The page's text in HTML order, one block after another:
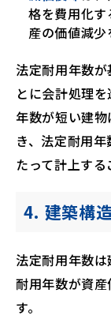
格を費用化
産の価値減少
法定耐用年数
とに会計処理
年数が短い建
き、法定耐用
たって計上する
4. 建築構
法定耐用年数
耐用年数が資
す。